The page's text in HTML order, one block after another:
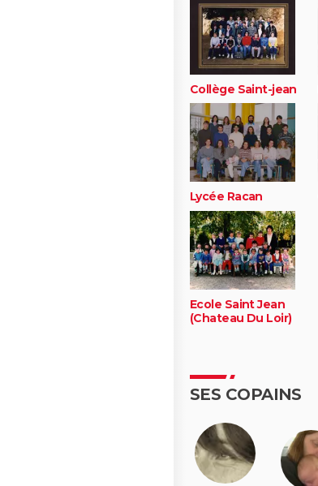
Collège Saint-jean
Lycée Racan
Ecole Saint Jean
(Chateau Du Loir)
SES COPAINS